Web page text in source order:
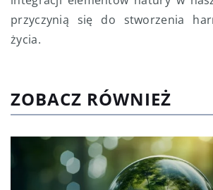
przyczynią się do stworzenia
życia.
ZOBACZ RÓWNIEŻ